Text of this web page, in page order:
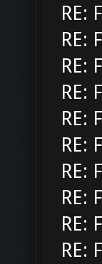
RE:
RE:
RE:
RE:
RE:
RE:
RE:
RE:
RE:
RE: